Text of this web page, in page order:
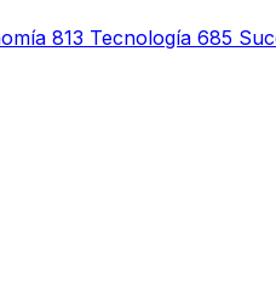
813 Tecnología 685